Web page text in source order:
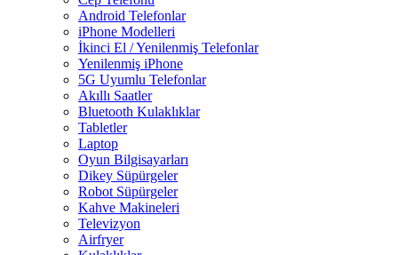
Android Telefonlar
iPhone Modelleri
İkinci El / Yenilenmiş Telefonlar
Yenilenmiş iPhone
5G Uyumlu Telefonlar
Akıllı Saatler
Bluetooth Kulaklıklar
Tabletler
Laptop
Oyun Bilgisayarları
Dikey Süpürgeler
Robot Süpürgeler
Kahve Makineleri
Televizyon
Airfryer